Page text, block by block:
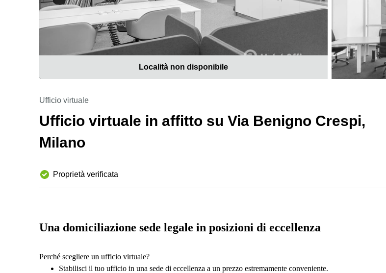
Località non disponibile
Ufficio virtuale
Ufficio virtuale in affitto su Via Benigno Crespi,
Milano
Proprietà verificata
Una domiciliazione sede legale in posizioni di eccellenza
Perché scegliere un ufficio virtuale?
Stabilisci il tuo ufficio in una sede di eccellenza a un prezzo estremamente conveniente.